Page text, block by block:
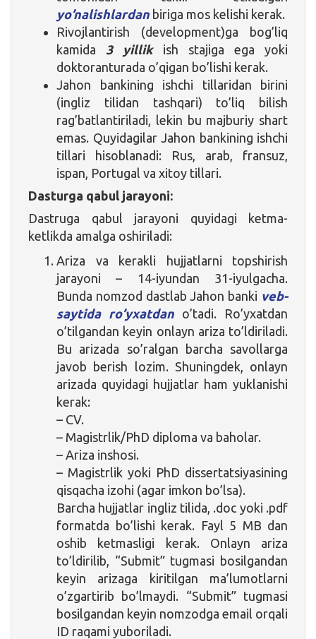
yo’nalishlardan biriga mos kelishi kerak.
Rivojlantirish (development)ga bog’liq
kamida 3 yillikish stajiga ega yoki
doktoranturada o’qigan bo’lishi kerak.
Jahon bankining ishchi tillaridan birini
(ingliz tilidan tashqari) to’liq bilish
rag’batlantiriladi, lekin bu majburiy shart
emas. Quyidagilar Jahon bankining ishchi
tillari hisoblanadi: Rus, arab, fransuz,
ispan, Portugal va xitoy tillari.
Dasturga qabul jarayoni:
Dastruga qabul jarayoni quyidagi ketma-
ketlikda amalga oshiriladi:
Ariza va kerakli hujjatlarni topshirish
jarayoni – 14-iyundan 31-iyulgacha.
Bunda nomzod dastlab Jahon banki veb-
saytida ro’yxatdan o’tadi. Ro’yxatdan
o’tilgandan keyin onlayn ariza to’ldiriladi.
Bu arizada so’ralgan barcha savollarga
javob berish lozim. Shuningdek, onlayn
arizada quyidagi hujjatlar ham yuklanishi
kerak:
– CV.
– Magistrlik/PhD diploma va baholar.
– Ariza inshosi.
– Magistrlik yoki PhD dissertatsiyasining
qisqacha izohi (agar imkon bo’lsa).
Barcha hujjatlar ingliz tilida, .doc yoki .pdf
formatda bo’lishi kerak. Fayl 5 MB dan
oshib ketmasligi kerak. Onlayn ariza
to’ldirilib, “Submit” tugmasi bosilgandan
keyin arizaga kiritilgan ma’lumotlarni
o’zgartirib bo’lmaydi. “Submit” tugmasi
bosilgandan keyin nomzodga email orqali
ID raqami yuboriladi.